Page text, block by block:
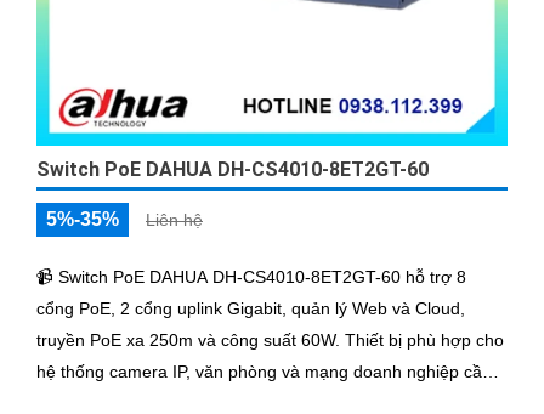
Switch PoE DAHUA DH-CS4010-8ET2GT-60
5%-35% Liên hệ
📹 Switch PoE DAHUA DH-CS4010-8ET2GT-60 hỗ trợ 8
cổng PoE, 2 cổng uplink Gigabit, quản lý Web và Cloud,
truyền PoE xa 250m và công suất 60W. Thiết bị phù hợp cho
hệ thống camera IP, văn phòng và mạng doanh nghiệp cần